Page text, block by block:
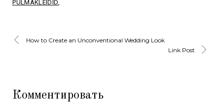
PULMAKLEIDID
How to Create an Unconventional Wedding Look
Link Post
Комментировать